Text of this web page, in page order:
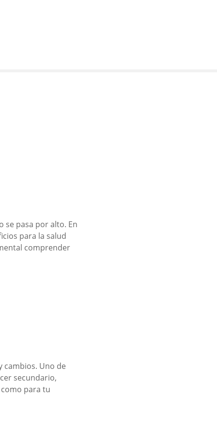
pasa por alto. En
para la salud
comprender
cambios. Uno de
secundario,
para tu